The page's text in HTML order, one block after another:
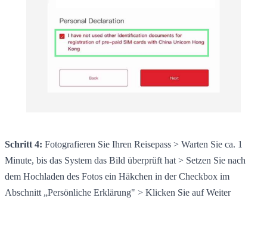
Schritt 4: Fotografieren Sie Ihren Reisepass > Warten Sie ca. 1
Minute, bis das System das Bild überprüft hat > Setzen Sie nach
dem Hochladen des Fotos ein Häkchen in der Checkbox im
Abschnitt „Persönliche Erklärung" > Klicken Sie auf Weiter